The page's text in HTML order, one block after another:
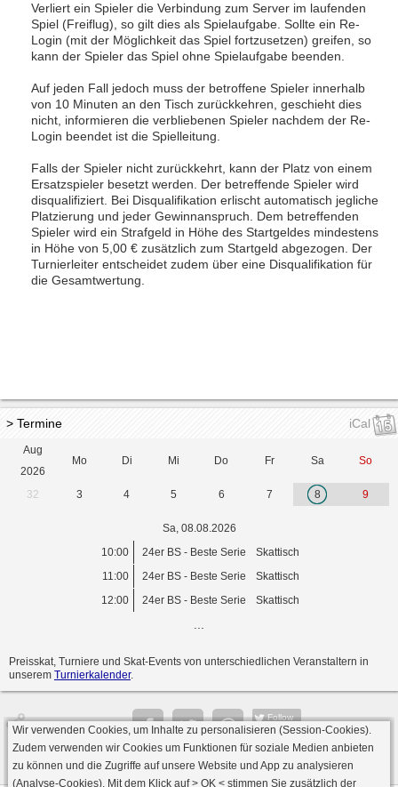
Verliert ein Spieler die Verbindung zum Server im laufenden
Spiel (Freiflug), so gilt dies als Spielaufgabe. Sollte ein Re-
Login (mit der Möglichkeit das Spiel fortzusetzen) greifen, so
kann der Spieler das Spiel ohne Spielaufgabe beenden.
Auf jeden Fall jedoch muss der betroffene Spieler innerhalb
von 10 Minuten an den Tisch zurückkehren, geschieht dies
nicht, informieren die verbliebenen Spieler nachdem der Re-
Login beendet ist die Spielleitung.
Falls der Spieler nicht zurückkehrt, kann der Platz von einem
Ersatzspieler besetzt werden. Der betreffende Spieler wird
disqualifiziert. Bei Disqualifikation erlischt automatisch jegliche
Platzierung und jeder Gewinnanspruch. Dem betreffenden
Spieler wird ein Strafgeld in Höhe des Startgeldes mindestens
in Höhe von 5,00 € zusätzlich zum Startgeld abgezogen. Der
Turnierleiter entscheidet zudem über eine Disqualifikation für
die Gesamtwertung.
> Termine iCal
Aug
2026
Mo Di Mi Do Fr Sa So
32 3 4 5 6 7 8 9
Sa, 08.08.2026
10:00
24er BS - Beste Serie
Skattisch
11:00
24er BS - Beste Serie
Skattisch
12:00
24er BS - Beste Serie Skattisch
...
Preisskat, Turniere und Skat-Events von unterschiedlichen Veranstaltern in
unserem Turnierkalender.
Follow
Seite
Wir verwenden Cookies, um Inhalte zu personalisieren (Session-Cookies).
Zudem verwenden wir Cookies um Funktionen für soziale Medien anbieten
zu können und die Zugriffe auf unsere Website und App zu analysieren
(Analyse-Cookies). Mit dem Klick auf> OK < stimmen Sie zusätzlich der